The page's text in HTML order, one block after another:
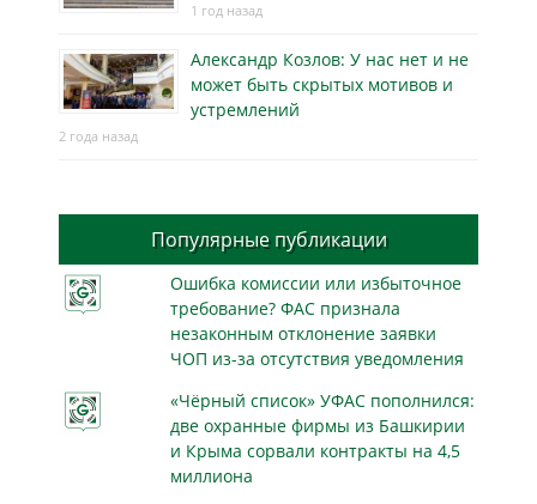
1 год назад
Александр Козлов: У нас нет и не
может быть скрытых мотивов и
устремлений
2 года назад
Популярные публикации
Ошибка комиссии или избыточное
требование? ФАС признала
незаконным отклонение заявки
ЧОП из-за отсутствия уведомления
«Чёрный список» УФАС пополнился:
две охранные фирмы из Башкирии
и Крыма сорвали контракты на 4,5
миллиона